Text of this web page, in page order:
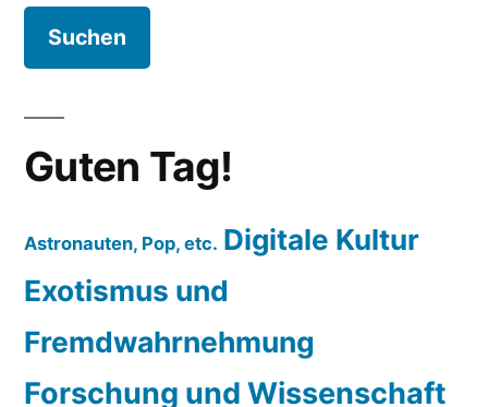
Guten Tag!
Astronauten, Pop, etc. Digitale Kultur
Exotismus und
Fremdwahrnehmung
Forschung und Wissenschaft